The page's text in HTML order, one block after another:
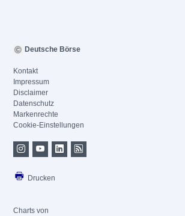
Deutsche Börse
Kontakt
Impressum
Disclaimer
Datenschutz
Markenrechte
Cookie-Einstellungen
Drucken
Charts von